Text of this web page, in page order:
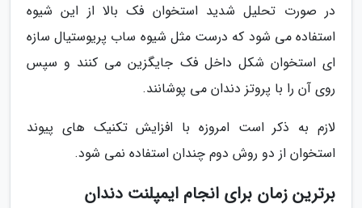
در صورت تحلیل شدید استخوان فک بالا از این شیوه
استفاده می شود که درست مثل شیوه ساب پریوستیال سازه
ای استخوان شکل داخل فک جایگزین می کنند و سپس
روی آن را با پروتز دندان می پوشانند.
لازم به ذکر است امروزه با افزایش تکنیک های پیوند
استخوان از دو روش دوم چندان استفاده نمی شود.
برترین زمان برای انجام ایمپلنت دندان